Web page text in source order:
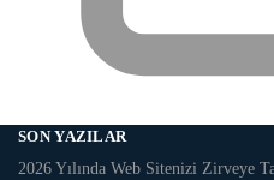
SON YAZILAR
2026 Yılında Web Sitenizi Zirveye